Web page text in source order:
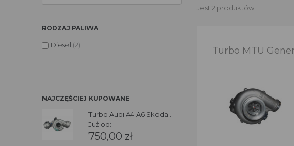
RODZAJ PALIWA
Diesel (2)
NAJCZĘŚCIEJ KUPOWANE
Turbo Audi A4 A6 Skoda...
Już od:
750,00 zł
Jest 2 produktów.
Turbo MTU